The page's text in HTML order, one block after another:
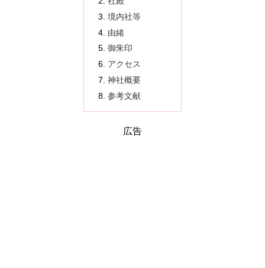
境内社等
由緒
御朱印
アクセス
神社概要
参考文献
広告